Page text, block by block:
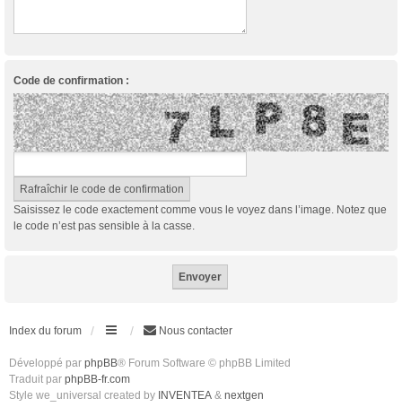
Code de confirmation :
Saisissez le code exactement comme vous le voyez dans l’image. Notez que
le code n’est pas sensible à la casse.
Index du forum Nous contacter
Développé par phpBB® Forum Software © phpBB Limited
Traduit par phpBB-fr.com
Style we_universal created by INVENTEA & nextgen